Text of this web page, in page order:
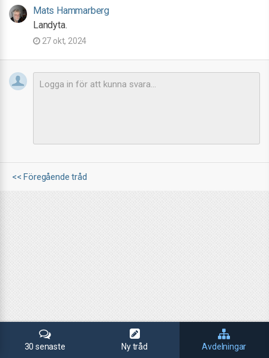
Mats Hammarberg
Landyta.
27 okt, 2024
<< Föregående tråd
30 senaste Ny tråd Avdelningar